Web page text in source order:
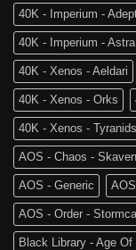
40K - Imperium -
40K - Imperium -
40K - Xenos - Aeldari
40K - Xenos - Orks
40K - Xenos - Tyranids
AOS - Chaos - Skaven
AOS - Generic
AOS - Order -
Black Library - Age Of